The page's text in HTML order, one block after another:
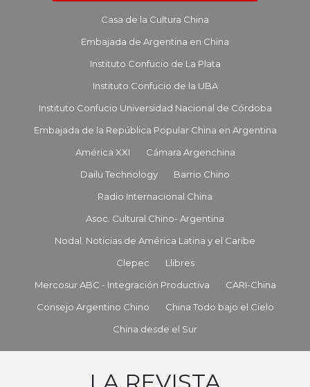
Casa de la Cultura China
Embajada de Argentina en China
Instituto Confucio de La Plata
Instituto Confucio de la UBA
Instituto Confucio Universidad Nacional de Córdoba
Embajada de la República Popular China en Argentina
América XXI
Cámara Argenchina
Dailu Technology
Barrio Chino
Radio Internacional China
Asoc. Cultural Chino- Argentina
Nodal. Noticias de América Latina y el Caribe
Clepec
Llibres
Mercosur ABC - Integración Productiva
CARI-China
Consejo Argentino Chino
China Todo bajo el Cielo
China desde el Sur